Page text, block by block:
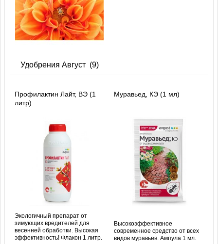
Удобрения Август(9)
Профилактин Лайт, ВЭ (1
литр)
Экологичный препарат от
зимующих вредителей для
весенней обработки. Высокая
эффективность! Флакон 1 литр.
Муравьед, КЭ (1 мл)
Высокоэффективное
современное средство от всех
видов муравьев. Ампула 1 мл.